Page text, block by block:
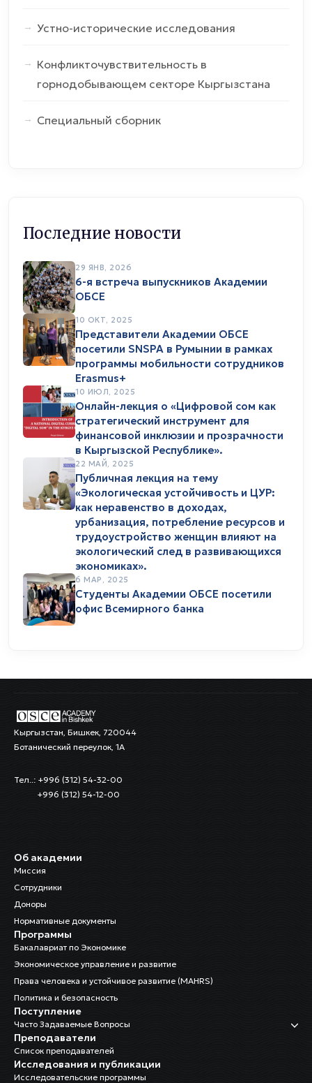
Устно-исторические исследования
Конфликточувствительность в
горнодобывающем секторе Кыргызстана
Специальный сборник
Последние новости
29 ЯНВ, 2026
6-я встреча выпускников Академии
ОБСЕ
10 ОКТ, 2025
Представители Академии ОБСЕ
посетили SNSPA в Румынии в рамках
программы мобильности сотрудников
Erasmus+
10 ИЮЛ, 2025
Онлайн-лекция о «Цифровой сом как
стратегический инструмент для
финансовой инклюзии и прозрачности
в Кыргызской Республике».
22 МАЙ, 2025
Публичная лекция на тему
«Экологическая устойчивость и ЦУР:
как неравенство в доходах,
урбанизация, потребление ресурсов и
трудоустройство женщин влияют на
экологический след в развивающихся
экономиках».
6 МАР, 2025
Студенты Академии ОБСЕ посетили
офис Всемирного банка
Кыргызстан, Бишкек, 720044
Ботанический переулок, 1А
Тел..: +996 (312) 54-32-00
+996 (312) 54-12-00
Об академии
Миссия
Сотрудники
Доноры
Нормативные документы
Программы
Бакалавриат по Экономике
Экономическое управление и развитие
Права человека и устойчивое развитие (MAHRS)
Политика и безопасность
Поступление
Часто Задаваемые Вопросы
Преподаватели
Список преподавателей
Исследования и публикации
Исследовательские программы